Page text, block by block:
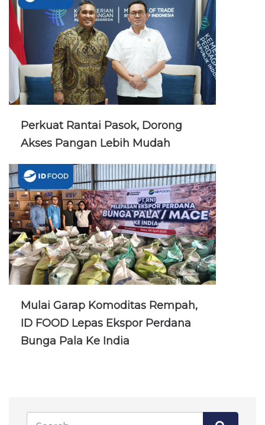
Perkuat Rantai Pasok, Dorong
Akses Pangan Lebih Mudah
Mulai Garap Komoditas Rempah,
ID FOOD Lepas Ekspor Perdana
Bunga Pala Ke India